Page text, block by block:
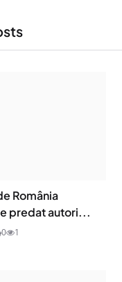
România
predat autori...
0 1